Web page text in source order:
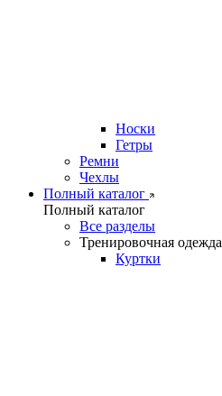
Носки
Гетры
Ремни
Чехлы
Полный каталог
Полный каталог
Все разделы
Тренировочная одежда
Куртки